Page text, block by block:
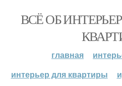
ВСЁ ОБ
главная
интерьер для квартиры